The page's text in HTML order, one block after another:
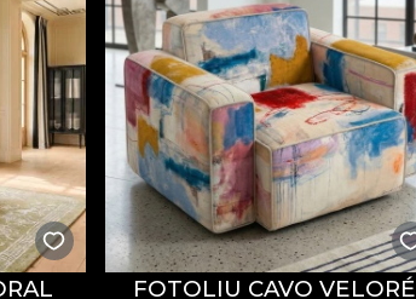
FOTOLIU CAVO VELORÉ